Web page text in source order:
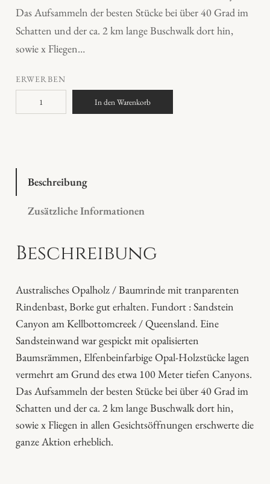
Das Aufsammeln der besten Stücke bei über 40 Grad im
Schatten und der ca. 2 km lange Buschwalk dort hin,
sowie x Fliegen…
ERWERBEN
p
h
l
e
g
e
In den Warenkorb
Beschreibung
Zusätzliche Informationen
Beschreibung
Australisches Opalholz / Baumrinde mit tranparenten
Rindenbast, Borke gut erhalten. Fundort : Sandstein
Canyon am Kellbottomcreek / Queensland. Eine
Sandsteinwand war gespickt mit opalisierten
Baumsrämmen, Elfenbeinfarbige Opal-Holzstücke lagen
vermehrt am Grund des etwa 100 Meter tiefen Canyons.
Das Aufsammeln der besten Stücke bei über 40 Grad im
Schatten und der ca. 2 km lange Buschwalk dort hin,
sowie x Fliegen in allen Gesichtsöffnungen erschwerte die
ganze Aktion erheblich.